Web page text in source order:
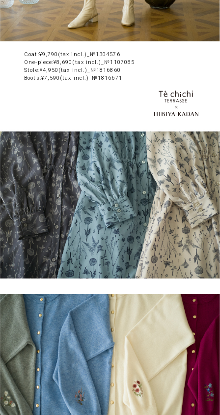
Coat:¥9,790(tax incl.)_№1304576
One-piece:¥8,690(tax incl.)_№1107085
Stole:¥4,950(tax incl.)_№1816860
Boots:¥7,590(tax incl.)_№1816671